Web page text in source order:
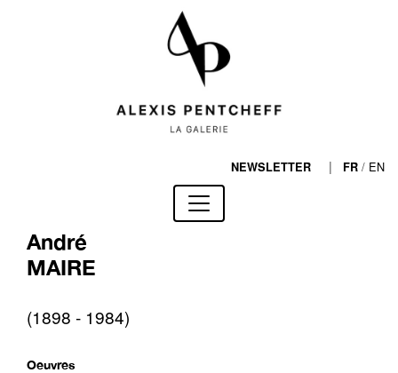
NEWSLETTER | FR / EN
André
MAIRE
(1898 - 1984)
Oeuvres